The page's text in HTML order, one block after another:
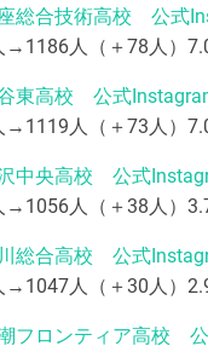
総合技術高校 公式
→1186人（＋78人）
東高校 公式
→1119人（＋73人）
中央高校 公式
→1056人（＋38人）
総合高校 公式
→1047人（＋30人）
フロンティア高校